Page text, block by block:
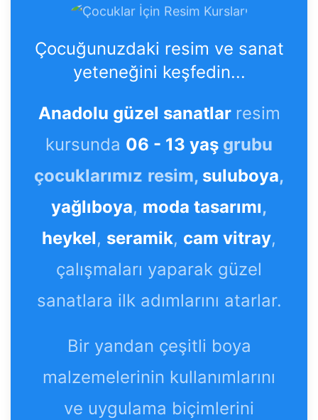
Çocuğunuzdaki resim ve sanat
yeteneğini keşfedin...
Anadolu güzel sanatlar resim
kursunda 06 - 13 yaş grubu
çocuklarımız resim, suluboya,
yağlıboya, moda tasarımı,
heykel, seramik, cam vitray,
çalışmaları yaparak güzel
sanatlara ilk adımlarını atarlar.
Bir yandan çeşitli boya
malzemelerinin kullanımlarını
ve uygulama biçimlerini